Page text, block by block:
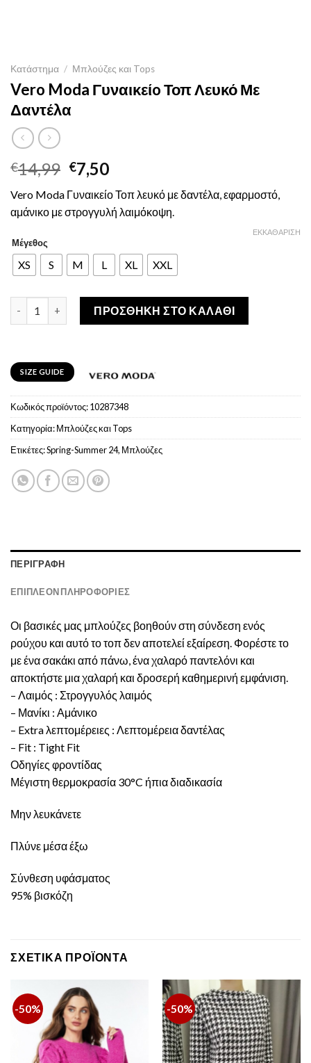
Κατάστημα / Μπλούζες και Tops
Vero Moda Γυναικείo Τοπ Λευκό Με
Δαντέλα
€14,99 Original
price
was:
€14,99.
€7,50Η
τρέχουσα
τιμή
είναι:
Vero Moda Γυναικείο Τοπ λευκό με δαντέλα, εφαρμοστό,
αμάνικο με στρογγυλή λαιμόκοψη.
Μέγεθος
XS S M L XL XXL
ΕΚΚΑΘΆΡΙΣΗ
Vero Moda Γυναικείo Τοπ Λευκό Με Δαντέλα ποσότητα
ΠΡΟΣΘΉΚΗ ΣΤΟ ΚΑΛΆΘΙ
SIZE GUIDE
Κωδικός προϊόντος:10287348
Κατηγορία:Μπλούζες και Tops
Ετικέτες:Spring-Summer 24, Μπλούζες
ΠΕΡΙΓΡΑΦΉ
ΕΠΙΠΛΈΟΝ ΠΛΗΡΟΦΟΡΊΕΣ
Οι βασικές μας μπλούζες βοηθούν στη σύνδεση ενός
ρούχου και αυτό το τοπ δεν αποτελεί εξαίρεση. Φορέστε το
με ένα σακάκι από πάνω, ένα χαλαρό παντελόνι και
αποκτήστε μια χαλαρή και δροσερή καθημερινή εμφάνιση.
– Λαιμός : Στρογγυλός λαιμός
– Μανίκι : Αμάνικο
– Extra λεπτομέρειες : Λεπτομέρεια δαντέλας
– Fit : Tight Fit
Οδηγίες φροντίδας
Μέγιστη θερμοκρασία 30°C ήπια διαδικασία
Μην λευκάνετε
Πλύνε μέσα έξω
Σύνθεση υφάσματος
95% βισκόζη
ΣΧΕΤΙΚΆ ΠΡΟΪΌΝΤΑ
-50% -50%